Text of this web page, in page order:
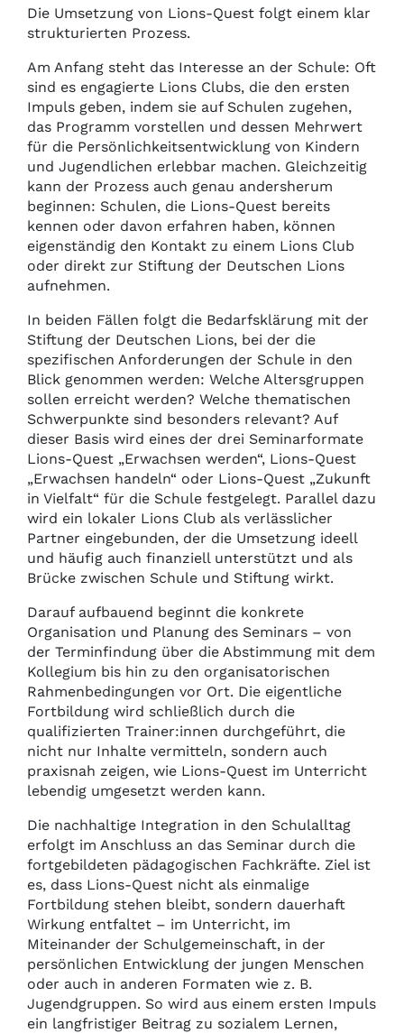
Die Umsetzung von Lions-Quest folgt einem klar
strukturierten Prozess.
Am Anfang steht das Interesse an der Schule: Oft
sind es engagierte Lions Clubs, die den ersten
Impuls geben, indem sie auf Schulen zugehen,
das Programm vorstellen und dessen Mehrwert
für die Persönlichkeitsentwicklung von Kindern
und Jugendlichen erlebbar machen. Gleichzeitig
kann der Prozess auch genau andersherum
beginnen: Schulen, die Lions-Quest bereits
kennen oder davon erfahren haben, können
eigenständig den Kontakt zu einem Lions Club
oder direkt zur Stiftung der Deutschen Lions
aufnehmen.
In beiden Fällen folgt die Bedarfsklärung mit der
Stiftung der Deutschen Lions, bei der die
spezifischen Anforderungen der Schule in den
Blick genommen werden: Welche Altersgruppen
sollen erreicht werden? Welche thematischen
Schwerpunkte sind besonders relevant? Auf
dieser Basis wird eines der drei Seminarformate
Lions-Quest „Erwachsen werden“, Lions-Quest
„Erwachsen handeln“ oder Lions-Quest „Zukunft
in Vielfalt“ für die Schule festgelegt. Parallel dazu
wird ein lokaler Lions Club als verlässlicher
Partner eingebunden, der die Umsetzung ideell
und häufig auch finanziell unterstützt und als
Brücke zwischen Schule und Stiftung wirkt.
Darauf aufbauend beginnt die konkrete
Organisation und Planung des Seminars – von
der Terminfindung über die Abstimmung mit dem
Kollegium bis hin zu den organisatorischen
Rahmenbedingungen vor Ort. Die eigentliche
Fortbildung wird schließlich durch die
qualifizierten Trainer:innen durchgeführt, die
nicht nur Inhalte vermitteln, sondern auch
praxisnah zeigen, wie Lions-Quest im Unterricht
lebendig umgesetzt werden kann.
Die nachhaltige Integration in den Schulalltag
erfolgt im Anschluss an das Seminar durch die
fortgebildeten pädagogischen Fachkräfte. Ziel ist
es, dass Lions-Quest nicht als einmalige
Fortbildung stehen bleibt, sondern dauerhaft
Wirkung entfaltet – im Unterricht, im
Miteinander der Schulgemeinschaft, in der
persönlichen Entwicklung der jungen Menschen
oder auch in anderen Formaten wie z. B.
Jugendgruppen. So wird aus einem ersten Impuls
ein langfristiger Beitrag zu sozialem Lernen,